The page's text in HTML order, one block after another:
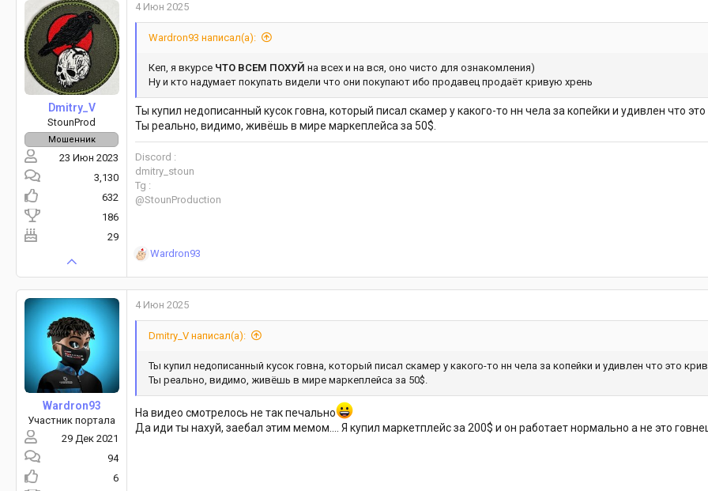
Dmitry_V
StounProd
Мошенник
23 Июн 2023
3,130
632
186
29
4 Июн 2025
Wardron93 написал(а):
Кеп, я вкурсе ЧТО ВСЕМ ПОХУЙ на всех и на вся, оно чисто для ознакомления)
Ну и кто надумает покупать видели что они покупают ибо продавец продаёт кривую хрень
Ты купил недописанный кусок говна, который писал скамер у какого-то нн чела за копейки и удивлен что
Ты реально, видимо, живёшь в мире маркеплейса за 50$.
Discord :
dmitry_stoun
Tg :
@StounProduction
Р
а
ц
и
и
Wardron93
Wardron93
Участник портала
29 Дек 2021
94
6
4 Июн 2025
Dmitry_V написал(а):
Ты купил недописанный кусок говна, который писал скамер у какого-то нн чела за копейки и удивлен что это
Ты реально, видимо, живёшь в мире маркеплейса за 50$.
На видео смотрелось не так печально
Да иди ты нахуй, заебал этим мемом.... Я купил маркетплейс за 200$ и он работает нормально а не это